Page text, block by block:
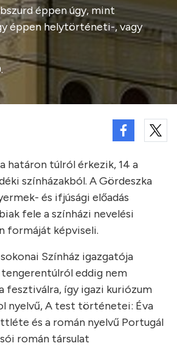
éppen úgy, mint
éppen helytörténeti-, vagy
határon túlról érkezik, 14 a
színházakból. A Gördeszka
és ifjúsági előadás
fele a színházi nevelési
formáját képviseli.
Színház igazgatója
eddig nem
fesztiválra, így igazi kuriózum
nyelvű, A test történetei: Éva
és a román nyelvű Portugál
román társulat